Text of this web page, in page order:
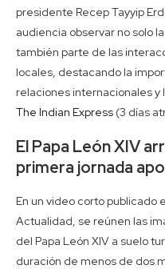
presidente Recep Tayyip
audiencia observar no solo
también parte de las
locales, destacando la
relaciones internacionales y
The Indian Express (3 días
El Papa León XIV
primera jornada
En un video corto publicado
Actualidad, se reúnen las
del Papa León XIV a suelo
duración de menos de dos